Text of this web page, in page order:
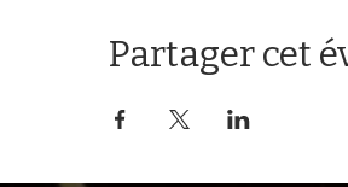
Partager cet